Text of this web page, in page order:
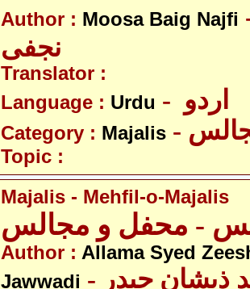
Author : Moosa Baig Najfi
نجفی
Translator :
Language : Urdu
Category : Majalis
Topic :
Majalis - Mehfil-o-Majalis
Author : Allama Syed
Jawwadi - علامہ سیّد ذیشان حیدر